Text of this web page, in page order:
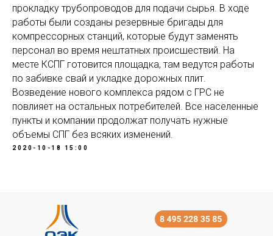
прокладку трубопроводов для подачи сырья. В ходе
работы были созданы резервные бригады для
компрессорных станций, которые будут заменять
персонал во время нештатных происшествий. На
месте КСПГ готовится площадка, там ведутся работы
по забивке свай и укладке дорожных плит.
Возведение нового комплекса рядом с ГРС не
повлияет на остальных потребителей. Все населенные
пункты и компании продолжат получать нужные
объемы СПГ без всяких изменений.
2020-10-18 15:00